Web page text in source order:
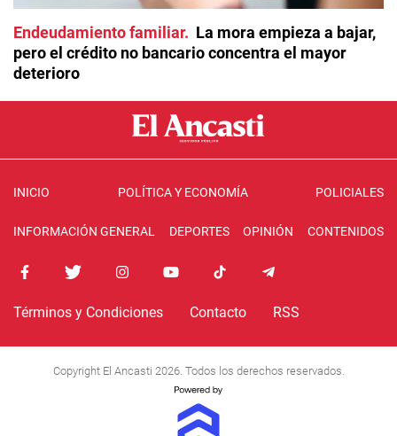
Endeudamiento familiar
La mora empieza a bajar,
pero el crédito no bancario concentra el mayor
deterioro
INICIO POLÍTICA Y ECONOMÍA POLICIALES
INFORMACIÓN GENERAL DEPORTES OPINIÓN CONTENIDOS
Términos y Condiciones Contacto RSS
Copyright El Ancasti 2026. Todos los derechos reservados.